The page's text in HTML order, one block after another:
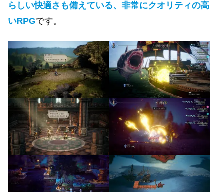
らしい快適さも備えている、非常にクオリティの高
いRPGです。